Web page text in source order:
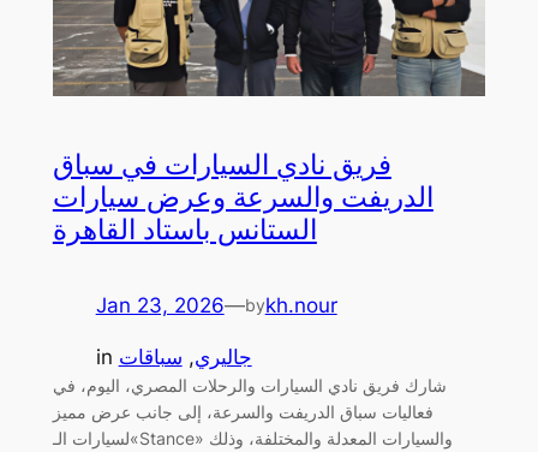
فريق نادي السيارات في سباق
الدريفت والسرعة وعرض سيارات
الستانس باستاد القاهرة
Jan 23, 2026—bykh.nour
in جاليري, سباقات
شارك فريق نادي السيارات والرحلات المصري، اليوم، في
فعاليات سباق الدريفت والسرعة، إلى جانب عرض مميز
لسيارات الـ«Stance» والسيارات المعدلة والمختلفة، وذلك